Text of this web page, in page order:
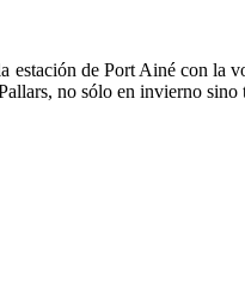
de Port Ainé con
no sólo en invierno sino